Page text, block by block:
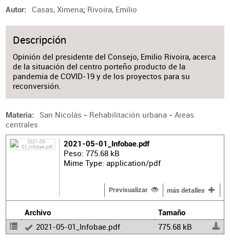
Autor Casas, Ximena; Rivoira, Emilio
Descripción
Opinión del presidente del Consejo, Emilio Rivoira, acerca
de la situación del centro porteño producto de la
pandemia de COVID-19 y de los proyectos para su
reconversión.
Materia San Nicolás - Rehabilitación urbana -Areas
centrales
2021-05-01_Infobae.pdf
Peso: 775.68 kB
Mime Type: application/pdf
Previsualizar más detalles
Archivo Tamaño
2021-05-01_Infobae.pdf 775.68 kB